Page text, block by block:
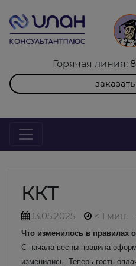
Горячая линия:
ККТ
13.05.2025 < 1 мин.
Что изменилось в правилах
С начала весны правила
изменились. Теперь гость